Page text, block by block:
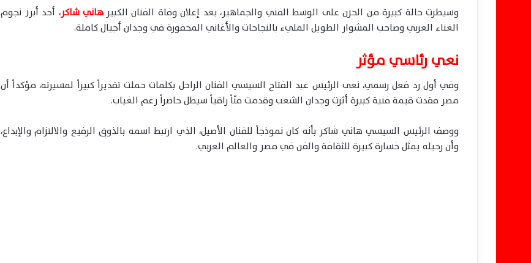
وسيطرت حالة كبيرة من الحزن على الوسط الفني والجماهير، بعد إعلان وفاة الفنان الكبير هاني شاكر، أحد أبرز نجوم
الغناء العربي وصاحب المشوار الطويل المليء بالنجاحات والأغاني المحفورة في وجدان أجيال كاملة.
نعي رئاسي مؤثر
وفي أول رد فعل رسمي، نعى الرئيس عبد الفتاح السيسي الفنان الراحل بكلمات حملت تقديراً كبيراً لمسيرته، مؤكداً أن
مصر فقدت قيمة فنية كبيرة أثرت وجدان الشعب وقدمت فنّاً راقياً سيظل حاضراً رغم الغياب.
ووصف الرئيس السيسي هاني شاكر بأنه كان نموذجاً للفنان الأصيل، الذي ارتبط اسمه بالذوق الرفيع والالتزام والإبداع،
وأن رحيله يمثل خسارة كبيرة للثقافة والفن في مصر والعالم العربي.